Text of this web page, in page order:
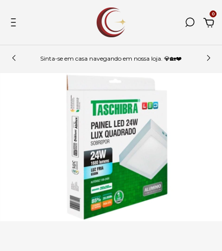
0
Sinta-se em casa navegando em nossa loja. 💎🏡❤️